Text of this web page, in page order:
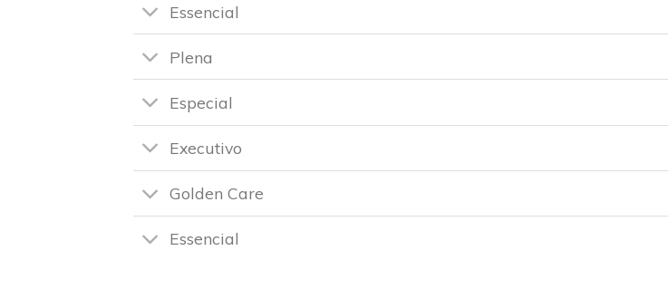
Essencial
Plena
Especial
Executivo
Golden Care
Essencial